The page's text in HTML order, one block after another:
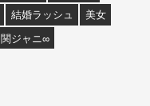
結婚ラッシュ
美女
関ジャニ∞